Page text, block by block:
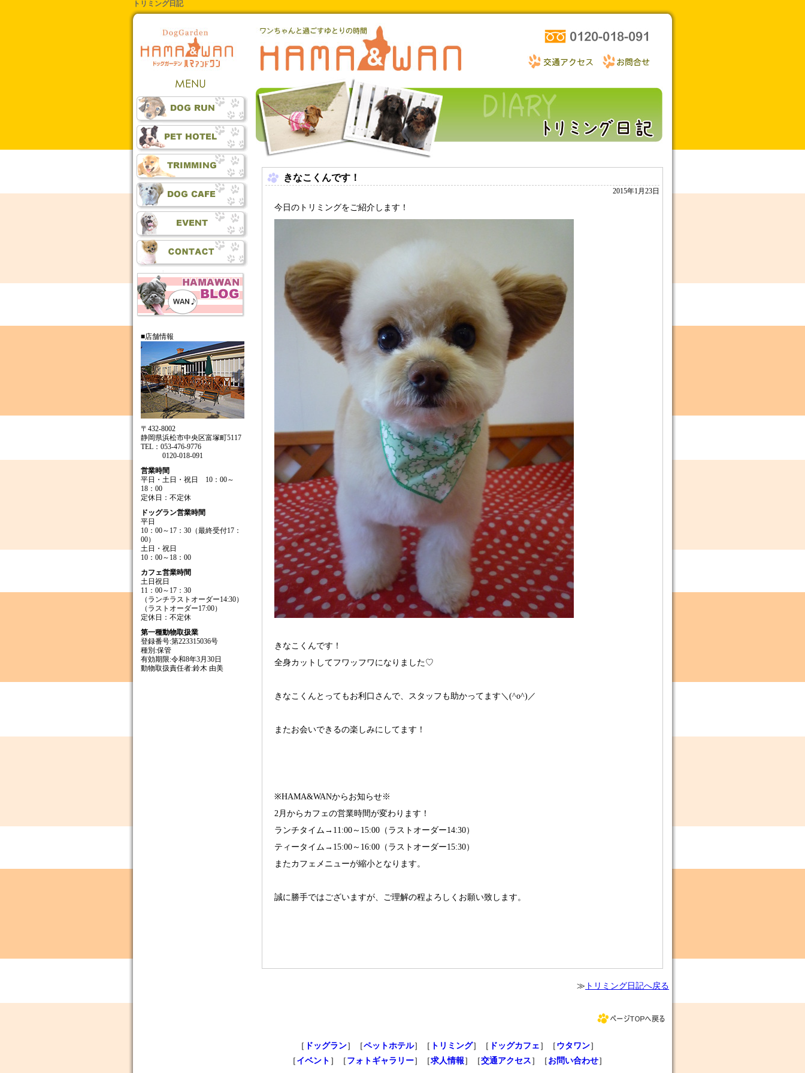
トリミング日記
■店舗情報
〒432-8002
静岡県浜松市中央区富塚町5117
TEL：053-476-9776
0120-018-091
営業時間
平日・土日・祝日 10：00～
18：00
定休日：不定休
ドッグラン営業時間
平日
10：00～17：30（最終受付17：
00）
土日・祝日
10：00～18：00
カフェ営業時間
土日祝日
11：00～17：30
（ランチラストオーダー14:30）
（ラストオーダー17:00）
定休日：不定休
第一種動物取扱業
登録番号:第223315036号
種別:保管
有効期限:令和8年3月30日
動物取扱責任者:鈴木 由美
きなこくんです！
2015年1月23日
今日のトリミングをご紹介します！
きなこくんです！
全身カットしてフワッフワになりました♡
きなこくんとってもお利口さんで、スタッフも助かってます＼(^o^)／
またお会いできるの楽しみにしてます！
※HAMA&WANからお知らせ※
2月からカフェの営業時間が変わります！
ランチタイム→11:00～15:00（ラストオーダー14:30）
ティータイム→15:00～16:00（ラストオーダー15:30）
またカフェメニューが縮小となります。
誠に勝手ではございますが、ご理解の程よろしくお願い致します。
≫ トリミング日記へ戻る
［ ドッグラン］［ペットホテル］［ トリミング］［ ドッグカフェ ］［ ウタワン］
［ イベント ］［ フォトギャラリー］［求人情報 ］［交通アクセス ］［ お問い合わせ］